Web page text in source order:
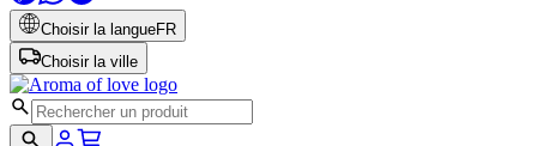
Choisir la langueFR
Choisir la ville